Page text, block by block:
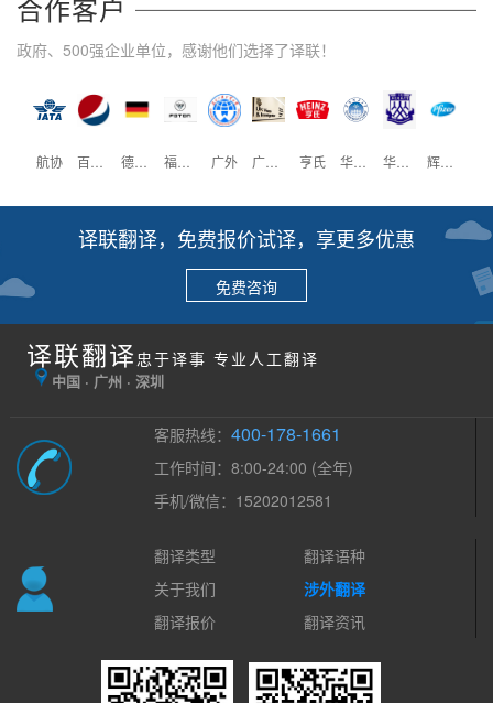
合作客户
政府、500强企业单位，感谢他们选择了译联！
航协 百事可乐 德国驻广州商会 广外 广州英国签证中心 亨氏 华南理工大学
译联翻译，免费报价试译，享更多优惠
免费咨询
译联翻译 忠于译事 专业人工翻译
中国 · 广州 · 深圳
客服热线：400-178-1661
工作时间：8:00-24:00 (全年)
手机/微信：15202012581
翻译类型
翻译语种
关于我们
涉外翻译
翻译报价
翻译资讯